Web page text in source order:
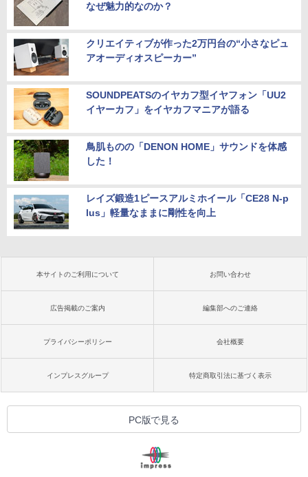
なぜ魅力的なのか？
クリエイティブが作った2万円台の“小さなピュ
アオーディオスピーカー”
SOUNDPEATSのイヤカフ型イヤフォン「UU2
イヤーカフ」をイヤカフマニアが語る
鳥肌ものの「DENON HOME」サウンドを体感
した！
レイズ鍛造1ピースアルミホイール「CE28 N-p
lus」軽量なままに剛性を向上
本サイトのご利用について お問い合わせ
広告掲載のご案内 編集部へのご連絡
プライバシーポリシー 会社概要
インプレスグループ 特定商取引法に基づく表示
PC版で見る